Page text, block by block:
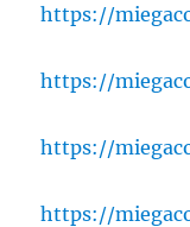
https://
https://
https://
https://